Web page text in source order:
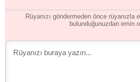
Rüyanızı göndermeden önce rüyanızla
bulunduğunuzdan emin